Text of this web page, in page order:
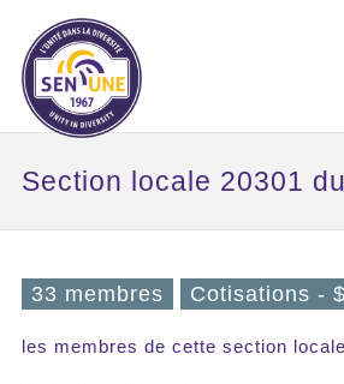
Section locale 20301
33 membres Cotisations -
les membres de cette section